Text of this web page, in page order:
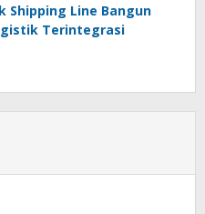
Shipping Line Bangun
Terintegrasi